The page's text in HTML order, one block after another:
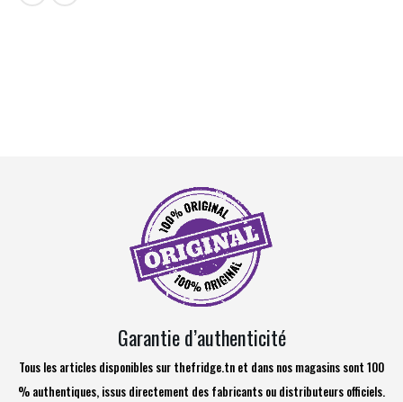
Garantie d’authenticité
Tous les articles disponibles sur thefridge.tn et dans nos magasins sont 100
% authentiques, issus directement des fabricants ou distributeurs officiels.